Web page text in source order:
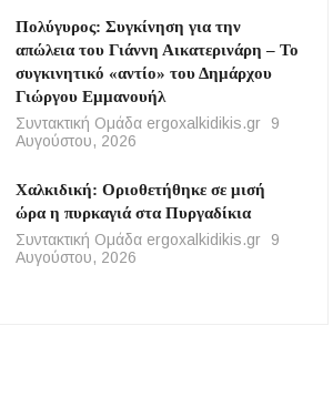
Πολύγυρος: Συγκίνηση για την
απώλεια του Γιάννη Αικατερινάρη – Το
συγκινητικό «αντίο» του Δημάρχου
Γιώργου Εμμανουήλ
Συντακτική Ομάδα ergoxalkidikis.gr
9
Αυγούστου, 2026
Χαλκιδική: Οριοθετήθηκε σε μισή
ώρα η πυρκαγιά στα Πυργαδίκια
Συντακτική Ομάδα ergoxalkidikis.gr
9
Αυγούστου, 2026